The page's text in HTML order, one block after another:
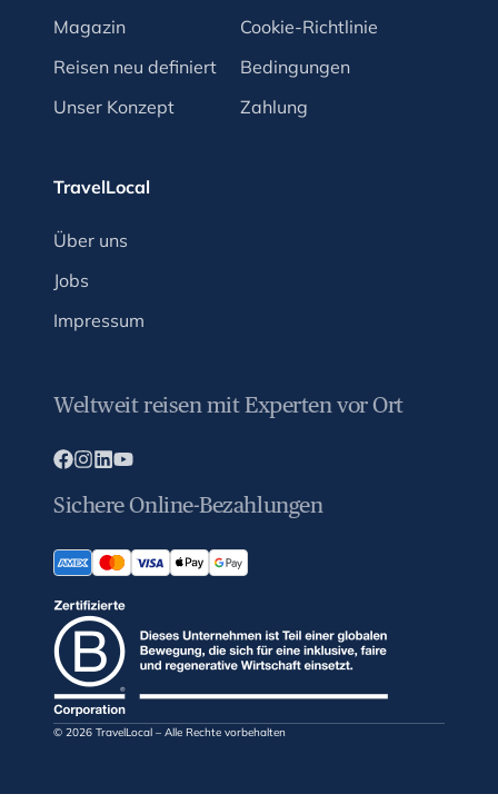
Magazin
Reisen neu definiert
Unser Konzept
Cookie-Richtlinie
Bedingungen
Zahlung
TravelLocal
Über uns
Jobs
Impressum
Weltweit reisen mit Experten vor Ort
Sichere Online-Bezahlungen
© 2026 TravelLocal – Alle Rechte vorbehalten